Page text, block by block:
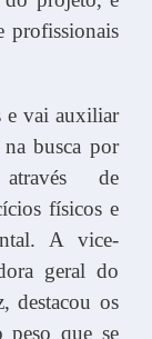
profissionais
e vai auxiliar
busca por
de
físicos e
A vice-
geral do
destacou os
peso que se